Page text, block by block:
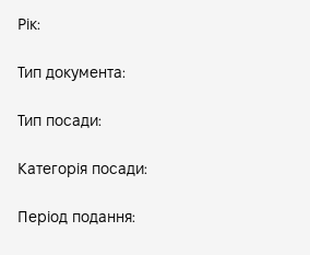
Рік:
Тип документа:
Тип посади:
Категорія посади:
Період подання: